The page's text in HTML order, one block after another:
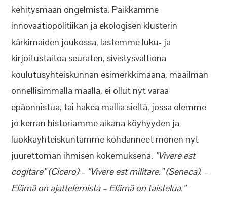
kehitysmaan ongelmista. Paikkamme
innovaatiopolitiikan ja ekologisen klusterin
kärkimaiden joukossa, lastemme luku- ja
kirjoitustaitoa seuraten, sivistysvaltiona
koulutusyhteiskunnan esimerkkimaana, maailman
onnellisimmalla maalla, ei ollut nyt varaa
epäonnistua, tai hakea mallia sieltä, jossa olemme
jo kerran historiamme aikana köyhyyden ja
luokkayhteiskuntamme kohdanneet monen nyt
juurettoman ihmisen kokemuksena. ”Vivere est
cogitare” (Cicero) – ”Vivere est militare.” (Seneca). –
Elämä on ajattelemista – Elämä on taistelua.”